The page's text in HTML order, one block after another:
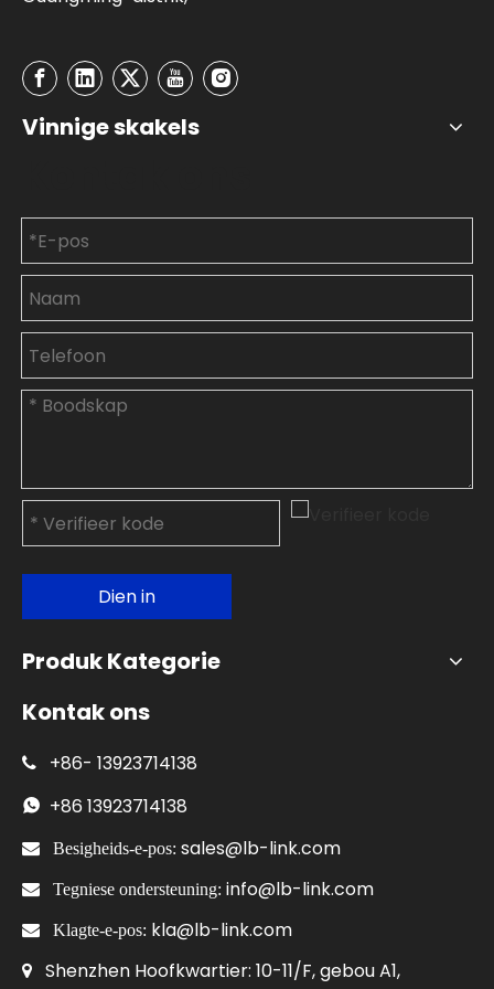
Vinnige skakels
Dien in
Produk Kategorie
Kontak ons
 +86- 13923714138
 +86 13923714138
 Besigheids-e-pos: sales@lb-link.com
 Tegniese ondersteuning: info@lb-link.com
 Klagte-e-pos: kla@lb-link.com
 Shenzhen Hoofkwartier: 10-11/F, gebou A1,